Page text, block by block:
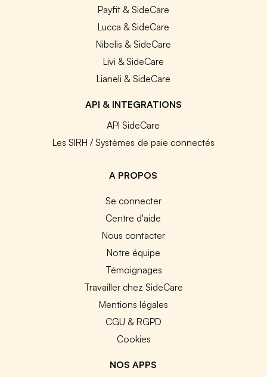
Payfit & SideCare
Lucca & SideCare
Nibelis & SideCare
Livi & SideCare
Lianeli & SideCare
API & INTEGRATIONS
API SideCare
Les SIRH / Systèmes de paie connectés
A PROPOS
Se connecter
Centre d'aide
Nous contacter
Notre équipe
Témoignages
Travailler chez SideCare
Mentions légales
CGU & RGPD
Cookies
NOS APPS